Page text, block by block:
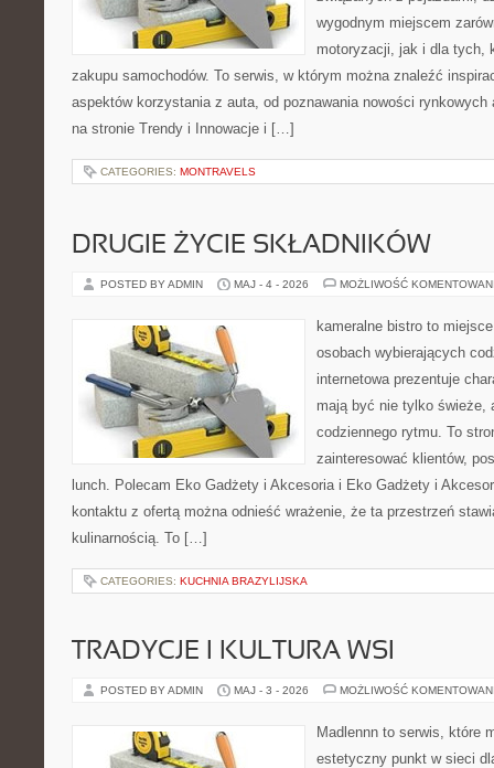
wygodnym miejscem
motoryzacji, jak i dla tych,
zakupu samochodów. To serwis, w którym można znaleźć
aspektów korzystania z auta, od poznawania nowości
na stronie Trendy i Innowacje i […]
CATEGORIES: MONTRAVELS
DRUGIE ŻYCIE SKŁADNIKÓW
POSTED BY ADMIN MAJ - 4 - 2026 MOŻLIWOŚĆ
kameralne bistro to
osobach wybierających
internetowa prezentuje
mają być nie tylko świeże,
codziennego rytmu. To
zainteresować klientów,
lunch. Polecam Eko Gadżety i Akcesoria i Eko Gadżety i
kontaktu z ofertą można odnieść wrażenie, że ta przestrzeń
kulinarnością. To […]
CATEGORIES: KUCHNIA BRAZYLIJSKA
TRADYCJE I KULTURA WSI
POSTED BY ADMIN MAJ - 3 - 2026 MOŻLIWOŚĆ
Madlennn to serwis, które
estetyczny punkt w sieci